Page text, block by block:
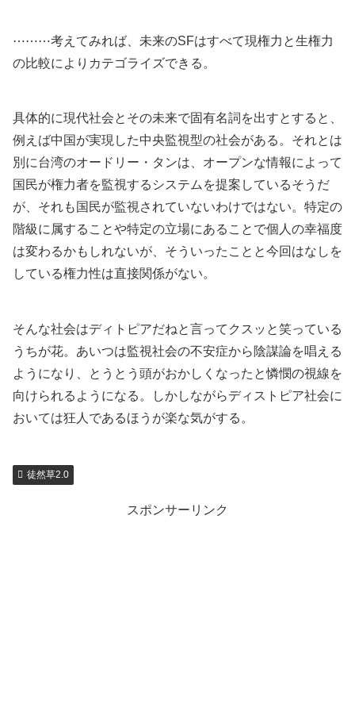
⋯⋯⋯考えてみれば、未来のSFはすべて現権力と生権力
の比較によりカテゴライズできる。
具体的に現代社会とその未来で固有名詞を出すとすると、
例えば中国が実現した中央監視型の社会がある。それとは
別に台湾のオードリー・タンは、オープンな情報によって
国民が権力者を監視するシステムを提案しているそうだ
が、それも国民が監視されていないわけではない。特定の
階級に属することや特定の立場にあることで個人の幸福度
は変わるかもしれないが、そういったことと今回はなしを
している権力性は直接関係がない。
そんな社会はディトピアだねと言ってクスッと笑っている
うちが花。あいつは監視社会の不安症から陰謀論を唱える
ようになり、とうとう頭がおかしくなったと憐憫の視線を
向けられるようになる。しかしながらディストピア社会に
おいては狂人であるほうが楽な気がする。
徒然草2.0
スポンサーリンク